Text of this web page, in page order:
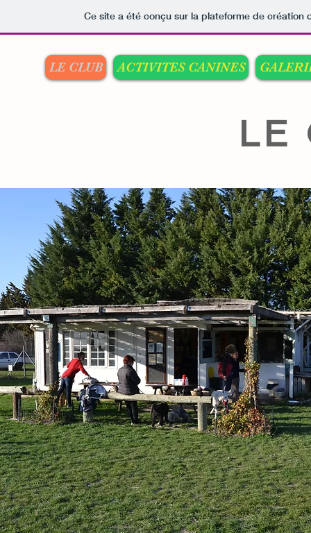
Ce site a été conçu sur la plateforme de création
LE CLUB ACTIVITES CANINES
LE